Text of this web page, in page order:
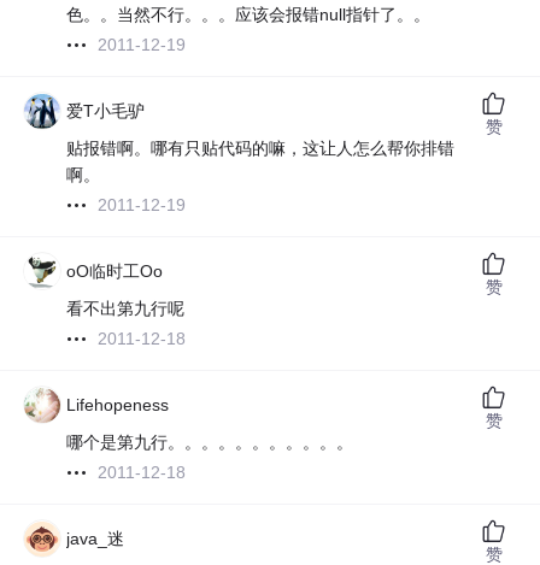
色。。当然不行。。。应该会报错null指针了。。
2011-12-19
爱T小毛驴
贴报错啊。哪有只贴代码的嘛，这让人怎么帮你排错
啊。
2011-12-19
赞
oO临时工Oo
看不出第九行呢
2011-12-18
赞
Lifehopeness
哪个是第九行。。。。。。。。。。。
2011-12-18
赞
java_迷
赞